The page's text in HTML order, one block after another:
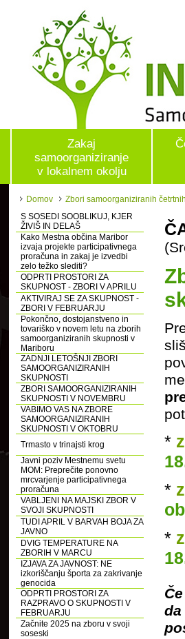
Zakaj
samoorganiziranje
v lokalnem okolju
Domov
Zbori samoorganiziranih
S SOSEDI SOOBLIKUJ, KJER
ŽIVIŠ IN DELAŠ
Kako Mestna občina Maribor
izvaja projekte participativnega
proračuna in zakaj je izvedbi
zelo težko slediti?
ODPRTI PROSTORI ZA
SKUPNOST - ZBORI V APRILU
AKTIVIRAJ SE ZA SKUPNOST -
ZBORI V FEBRUARJU
Pokončno, dostojanstveno in
tovariško v novem letu na zborih
samoorganiziranih skupnosti v
Mariboru
ZADNJI LETOŠNJI ZBORI
SAMOORGANIZIRANIH
SKUPNOSTI
ZBORI SAMOORGANIZIRANIH
SKUPNOSTI V NOVEMBRU
VABIMO VAS NA ZBORE
SAMOORGANIZIRANIH
SKUPNOSTI V OKTOBRU
Trmasto v trinajsti krog
Javni poziv Mestnemu svetu
MOM: Preprečite ponovno
mrcvarjenje participativnega
proračuna
VABLJENI NA MAJSKI ZBOR V
SVOJI SKUPNOSTI
TUDI APRIL V BARVAH BOJA ZA
JAVNO
DVIG TEMPERATURE NA
ZBORIH V MARCU
IZJAVA ZA JAVNOST: NE
izkoriščanju športa za zakrivanje
genocida
ODPRTI PROSTORI ZA
RAZPRAVO O SKUPNOSTI V
FEBRUARJU
Začnite 2025 na zboru v svoji
soseski
*
*
*